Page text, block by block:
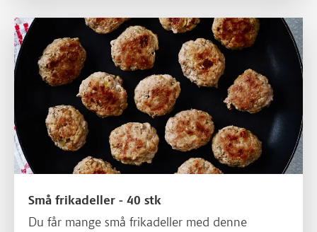
Små frikadeller - 40 stk
Du får mange små frikadeller med denne
Små frikadeller - 40 stk